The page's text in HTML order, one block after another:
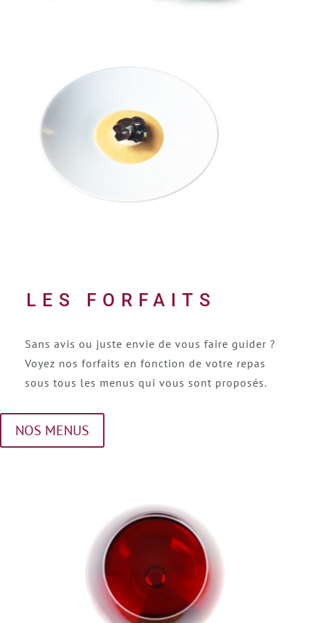
LES FORFAITS
Sans avis ou juste envie de vous faire guider ?
Voyez nos forfaits en fonction de votre repas
sous tous les menus qui vous sont proposés.
NOS MENUS